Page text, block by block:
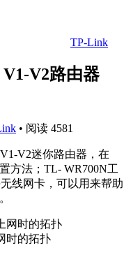
TP-Link
V2路由器
• 阅读 4581
V2迷你路由器，在
方法；TL- WR700N工
线网卡，可以用来帮助
时的拓扑